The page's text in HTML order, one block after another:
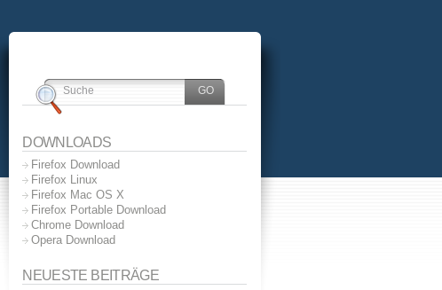
DOWNLOADS
Firefox Download
Firefox Linux
Firefox Mac OS X
Firefox Portable Download
Chrome Download
Opera Download
NEUESTE BEITRÄGE